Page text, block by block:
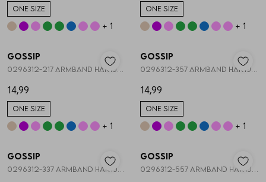
+ 1
ONE SIZE
+ 1
ONE SIZE
1/2
Nieuw
Gossip
14,99
+ 1
ONE SIZE
1/2
Nieuw
Gossip
14,99
+ 1
ONE SIZE
1/2
Nieuw
Gossip 1/1
Nieuw
Gossip